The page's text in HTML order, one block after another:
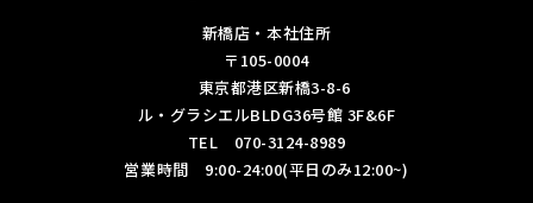
新橋店・本社住所
〒105-0004
東京都港区新橋3-8-6
ル・グラシエルBLDG36号館 3F&6F
TEL 070-3124-8989
営業時間 9:00-24:00(平日のみ12:00~)